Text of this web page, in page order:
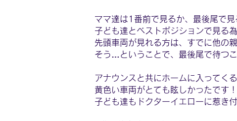
ママ達は1番前で見るか、最後尾で見
子ども達とベストポジションで見る
先頭車両が見れる方は、すでに他の
そう…ということで、最後尾で待つこ
アナウンスと共にホームに入ってく
黄色い車両がとても眩しかったです！
子ども達もドクターイエローに惹き